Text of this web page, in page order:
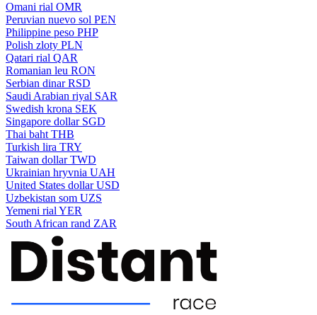
Omani rial OMR
Peruvian nuevo sol PEN
Philippine peso PHP
Polish zloty PLN
Qatari rial QAR
Romanian leu RON
Serbian dinar RSD
Saudi Arabian riyal SAR
Swedish krona SEK
Singapore dollar SGD
Thai baht THB
Turkish lira TRY
Taiwan dollar TWD
Ukrainian hryvnia UAH
United States dollar USD
Uzbekistan som UZS
Yemeni rial YER
South African rand ZAR